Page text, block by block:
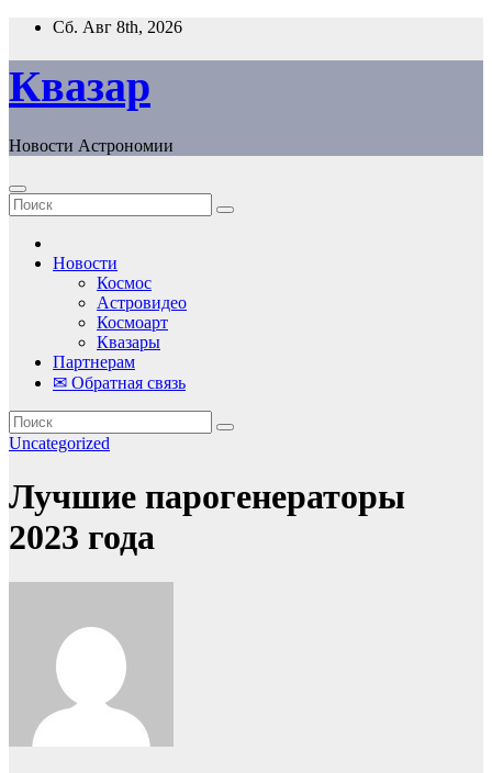
Перейти
содержанию
Сб. Авг 8th, 2026
Квазар
Новости Астрономии
Новости
Космос
Астровидео
Космоарт
Квазары
Партнерам
✉ Обратная связь
Uncategorized
Лучшие парогенераторы
2023 года